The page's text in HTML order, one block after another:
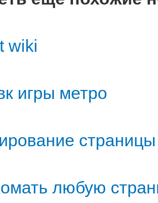
wiki
игры метро
страницы
любую